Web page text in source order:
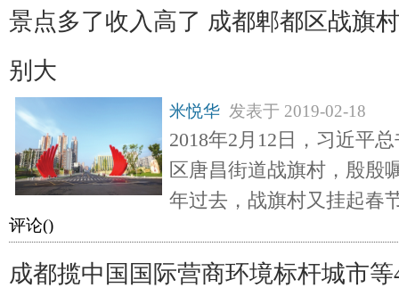
景点多了收入高了 成都郫都区战旗
别大
米悦华 发表于 2019-02-18
2018年2月12日，习近平
区唐昌街道战旗村，殷殷
年过去，战旗村又挂起春
评论()
成都揽中国国际营商环境标杆城市